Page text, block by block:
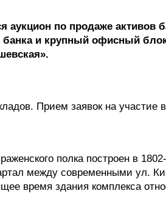
по продаже активов
и крупный офисный
Прием заявок на участие
полка построен в
между современными ул.
время здания комплекса